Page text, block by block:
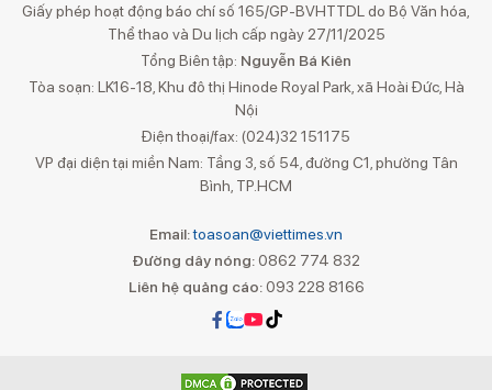
Giấy phép hoạt động báo chí số 165/GP-BVHTTDL do Bộ Văn hóa,
Thể thao và Du lịch cấp ngày 27/11/2025
Tổng Biên tập: Nguyễn Bá Kiên
Tòa soạn: LK16-18, Khu đô thị Hinode Royal Park, xã Hoài Đức, Hà
Nội
Điện thoại/fax: (024)32 151175
VP đại diện tại miền Nam: Tầng 3, số 54, đường C1, phường Tân
Bình, TP.HCM
Email:toasoan@viettimes.vn
Đường dây nóng: 0862 774 832
Liên hệ quảng cáo:093 228 8166